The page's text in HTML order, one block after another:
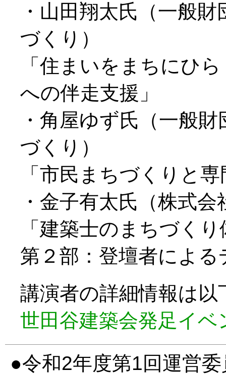
・山田翔太氏（一般
づくり）
「住まいをまちにひ
への伴走支援」
・角屋ゆず氏（一般
づくり）
「市民まちづくりと
・金子有太氏（株式
「建築士のまちづく
第２部：登壇者によ
講演者の詳細情報は
世田谷建築会発足イベ
令和2年度第1回運営